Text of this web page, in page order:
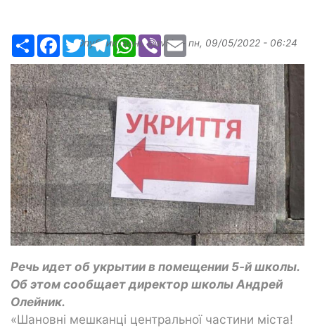
РесурсFacebook
TwitterTelegramWhatsApp
Viber Email
Опубликованоslavkin- пн, 09/05/2022 - 06:24
Речь идет об укрытии в помещении 5-й школы.
Об этом сообщает директор школы Андрей
Олейник.
«Шановні мешканці центральної частини міста!